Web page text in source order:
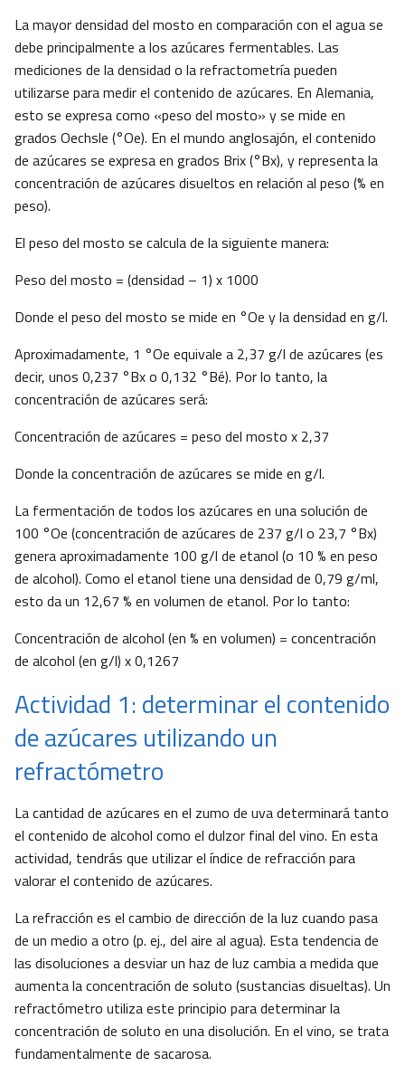
La mayor densidad del mosto en comparación con el agua se
debe principalmente a los azúcares fermentables. Las
mediciones de la densidad o la refractometría pueden
utilizarse para medir el contenido de azúcares. En Alemania,
esto se expresa como «peso del mosto» y se mide en
grados Oechsle (°Oe). En el mundo anglosajón, el contenido
de azúcares se expresa en grados Brix (°Bx), y representa la
concentración de azúcares disueltos en relación al peso (% en
peso).
El peso del mosto se calcula de la siguiente manera:
Peso del mosto = (densidad – 1) x 1000
Donde el peso del mosto se mide en °Oe y la densidad en g/l.
Aproximadamente, 1 °Oe equivale a 2,37 g/l de azúcares (es
decir, unos 0,237 °Bx o 0,132 °Bé). Por lo tanto, la
concentración de azúcares será:
Concentración de azúcares = peso del mosto x 2,37
Donde la concentración de azúcares se mide en g/l.
La fermentación de todos los azúcares en una solución de
100 °Oe (concentración de azúcares de 237 g/l o 23,7 °Bx)
genera aproximadamente 100 g/l de etanol (o 10 % en peso
de alcohol). Como el etanol tiene una densidad de 0,79 g/ml,
esto da un 12,67 % en volumen de etanol. Por lo tanto:
Concentración de alcohol (en % en volumen) = concentración
de alcohol (en g/l) x 0,1267
Actividad 1: determinar el contenido
de azúcares utilizando un
refractómetro
La cantidad de azúcares en el zumo de uva determinará tanto
el contenido de alcohol como el dulzor final del vino. En esta
actividad, tendrás que utilizar el índice de refracción para
valorar el contenido de azúcares.
La refracción es el cambio de dirección de la luz cuando pasa
de un medio a otro (p. ej., del aire al agua). Esta tendencia de
las disoluciones a desviar un haz de luz cambia a medida que
aumenta la concentración de soluto (sustancias disueltas). Un
refractómetro utiliza este principio para determinar la
concentración de soluto en una disolución. En el vino, se trata
fundamentalmente de sacarosa.